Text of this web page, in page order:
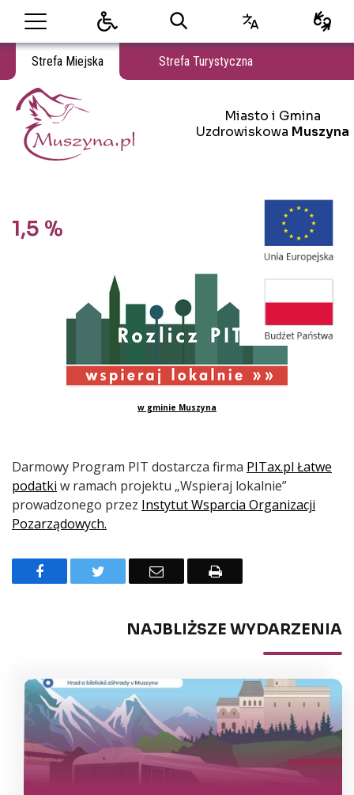
Strefa Miejska Strefa Turystyczna
Miasto i Gmina Uzdrowiskowa Muszyna
Miasto i Gmina
Uzdrowiskowa Muszyna
Miasto i Gmina Uzdrowiskowa Muszyna
1,5 %
w gminie Muszyna
Darmowy Program PIT dostarcza firma PITax.pl Łatwe
podatki w ramach projektu „Wspieraj lokalnie”
prowadzonego przez Instytut Wsparcia Organizacji
Pozarządowych.
FacebookTwitter Email Drukuj
NAJBLIŻSZE WYDARZENIA